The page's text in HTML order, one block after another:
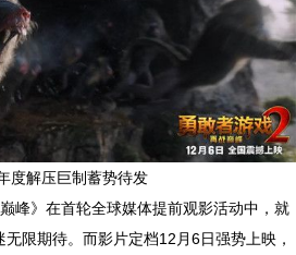
度解压巨制蓄势待发
峰》在首轮全球媒体提前观影活动中，就
限期待。而影片定档12月6日强势上映，